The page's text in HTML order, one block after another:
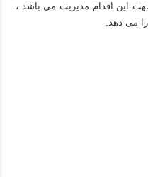
این اقدام مدیریت می باشد ،
می دهد.